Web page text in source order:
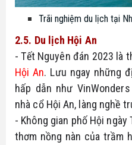
Trãi nghiệm du lịch tại
2.5. Du lịch Hội An
Hội An. Lưu ngay những
hấp dẫn như
nhà cổ Hội An, làng nghề
- Không gian phố Hội
thơm nồng nàn của trầm